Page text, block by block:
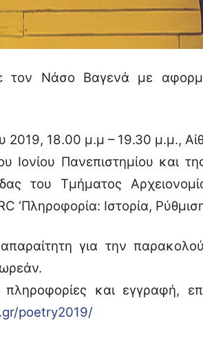
τον Νάσο Βαγενά με
2019, 18.00 μ.μ – 19.30 μ.μ.,
Ιονίου Πανεπιστημίου και
του Τμήματος
‘Πληροφορία: Iστορία,
για την
πληροφορίες και εγγραφή,
poetry2019/